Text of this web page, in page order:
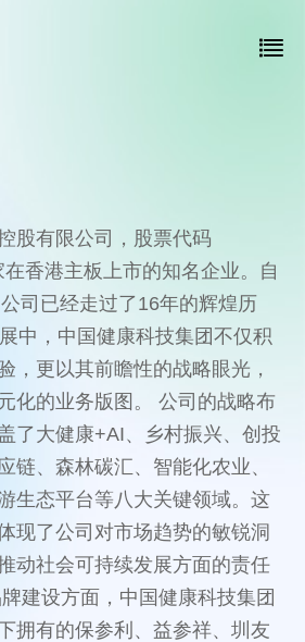
股有限公司，股票代码
香港主板上市的知名企业。自
司已经走过了16年的辉煌历
中，中国健康科技集团不仅积
，更以其前瞻性的战略眼光，
化的业务版图。 公司的战略布
了大健康+AI、乡村振兴、创投
链、森林碳汇、智能化农业、
生态平台等八大关键领域。这
现了公司对市场趋势的敏锐洞
动社会可持续发展方面的责任
建设方面，中国健康科技集团
拥有的保参利、益参祥、圳友